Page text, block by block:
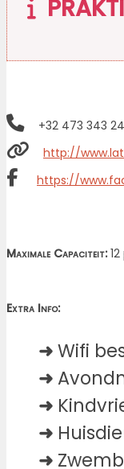
+32 473 343
http://
https://
Maximale Capaciteit:
Extra Info:
➜Wifi
➜
➜
➜
➜